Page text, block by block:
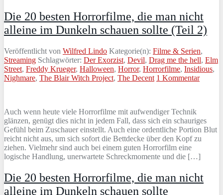
Die 20 besten Horrorfilme, die man nicht
alleine im Dunkeln schauen sollte (Teil 2)
Veröffentlicht von Wilfred Lindo Kategorie(n): Filme & Serien,
Streaming Schlagwörter: Der Exorzist, Devil, Drag me the hell, Elm
Street, Freddy Krueger, Halloween, Horror, Horrorfilme, Insidious,
Nighmare, The Blair Witch Project, The Decent 1 Kommentar
Auch wenn heute viele Horrorfilme mit aufwendiger Technik
glänzen, genügt dies nicht in jedem Fall, dass sich ein schauriges
Gefühl beim Zuschauer einstellt. Auch eine ordentliche Portion Blut
reicht nicht aus, um sich sofort die Bettdecke über den Kopf zu
ziehen. Vielmehr sind auch bei einem guten Horrorfilm eine
logische Handlung, unerwartete Schreckmomente und die […]
Die 20 besten Horrorfilme, die man nicht
alleine im Dunkeln schauen sollte